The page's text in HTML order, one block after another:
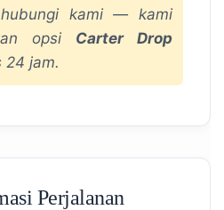
kami — kami
opsi Carter Drop
24 jam.
Perjalanan